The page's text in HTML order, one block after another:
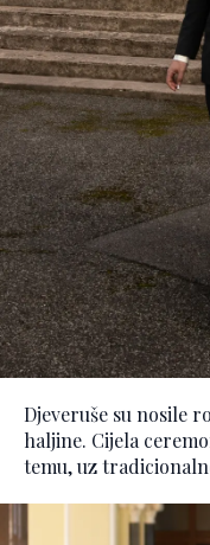
Djeveruše su nosile
haljine. Cijela
temu, uz